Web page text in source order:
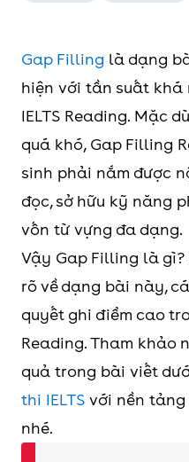
Gap Filling là dạng
hiện với tần suất
IELTS Reading. Mặc
quá khó, Gap Filling
sinh phải nắm được
đọc, sở hữu kỹ năng
vốn từ vựng đa dạng.
Vậy Gap Filling là
rõ về dạng bài này,
quyết ghi điểm cao
Reading. Tham khảo
quả trong bài viết
thi IELTS với nền
nhé.